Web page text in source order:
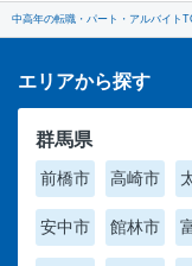
中高年の転職・パート・アルバイト
エリアから探す
群馬県
前橋市 高崎市
安中市 館林市